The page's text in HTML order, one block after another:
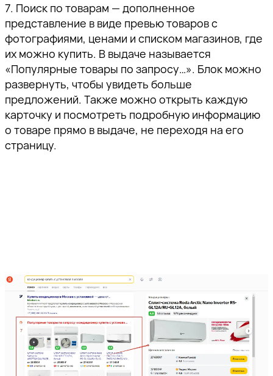
7. Поиск по товарам — дополненное
представление в виде превью товаров с
фотографиями, ценами и списком магазинов, где
их можно купить. В выдаче называется
«Популярные товары по запросу…». Блок можно
развернуть, чтобы увидеть больше
предложений. Также можно открыть каждую
карточку и посмотреть подробную информацию
о товаре прямо в выдаче, не переходя на его
страницу.